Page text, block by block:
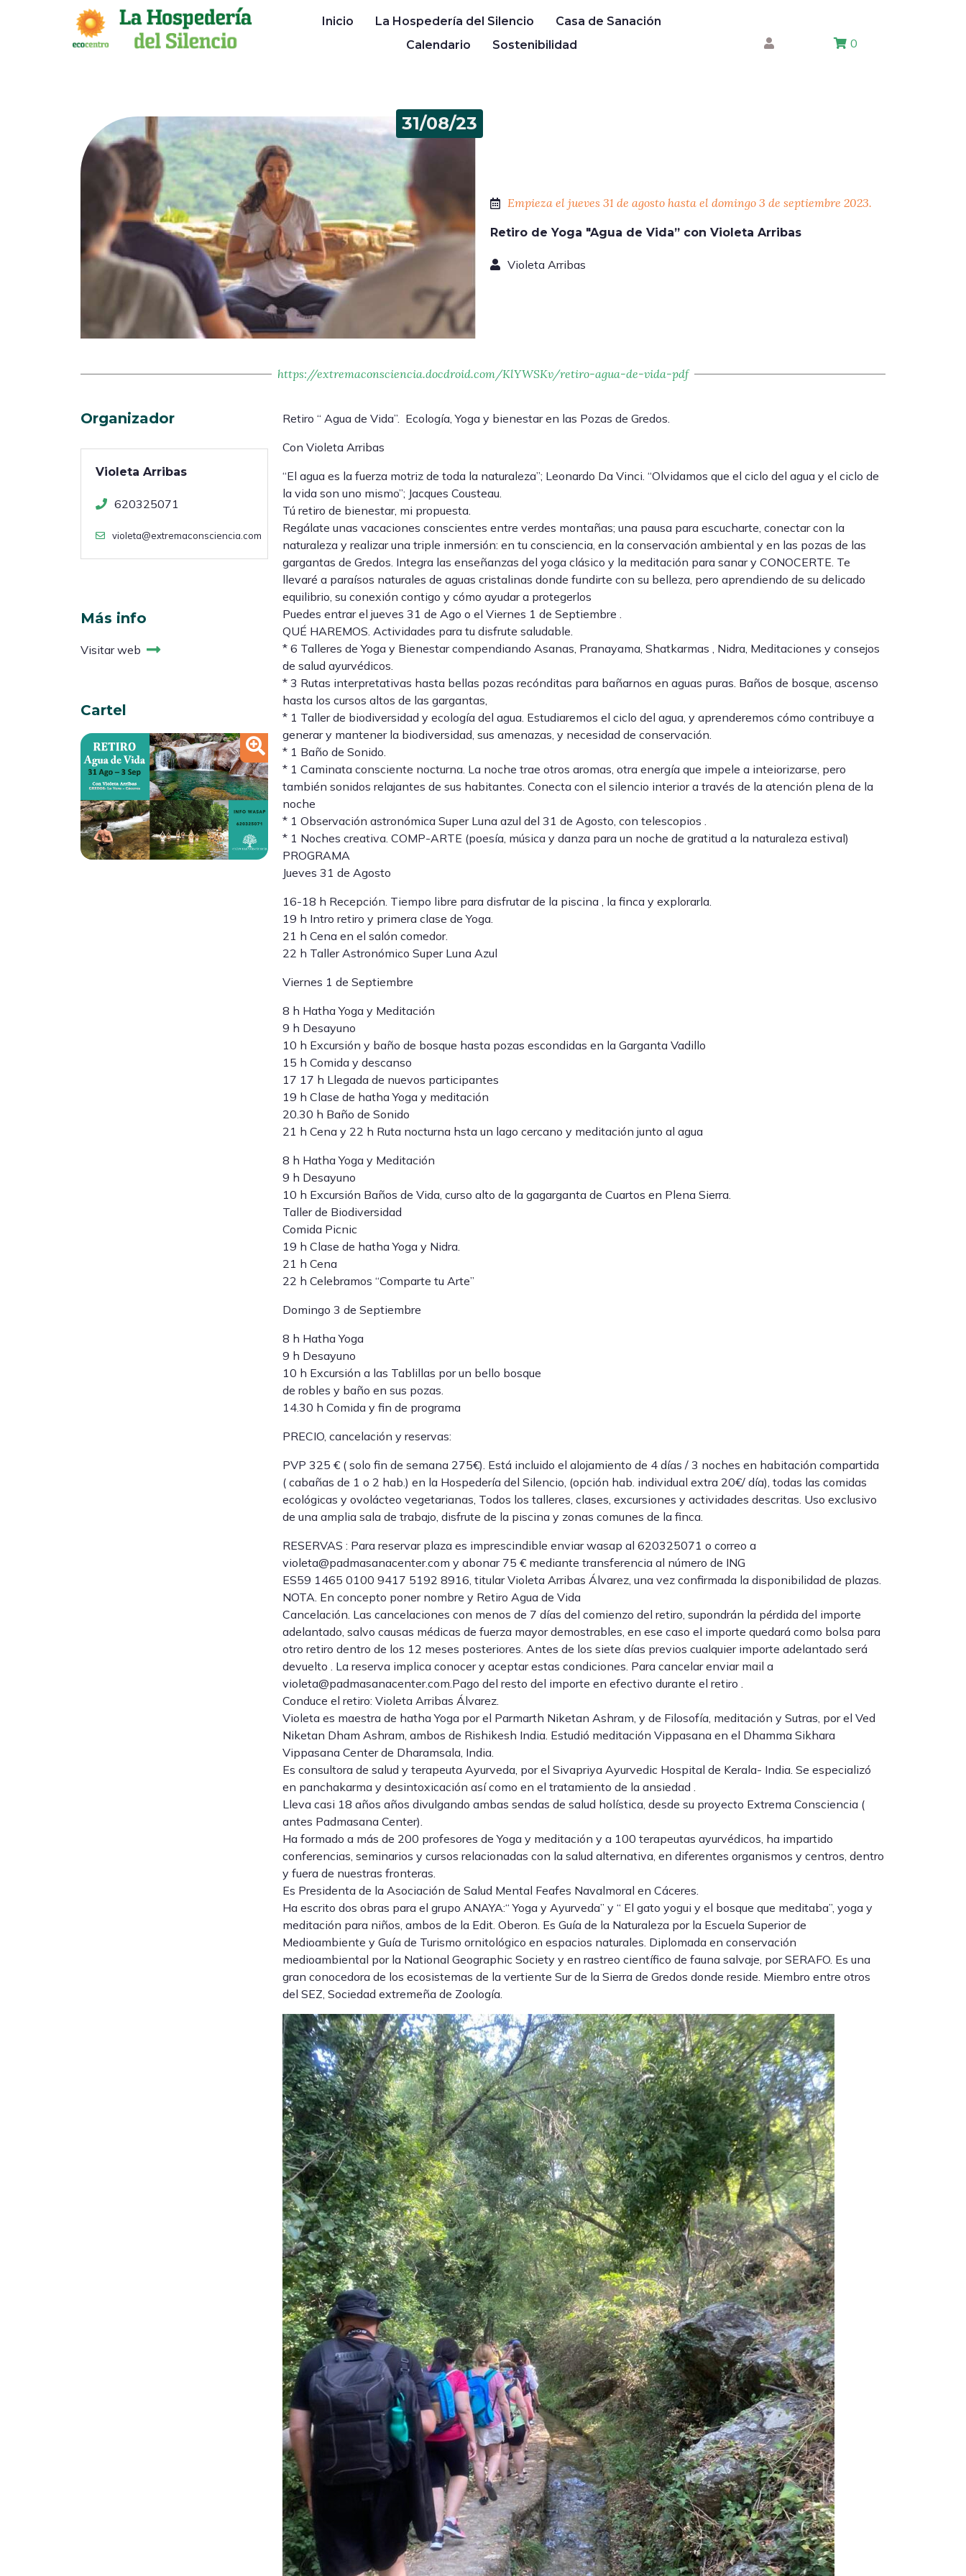
Inicio La Hospedería del Silencio
Casa de Sanación
Calendario
Sostenibilidad 0
31/08/23
Empieza el jueves 31 de agosto hasta el domingo 3 de septiembre 2023.
Retiro de Yoga "Agua de Vida” con Violeta Arribas
Violeta Arribas
https://extremaconsciencia.docdroid.com/KlYWSKv/retiro-agua-de-vida-pdf
Organizador
Violeta Arribas
620325071
violeta@extremaconsciencia.com
Más info
Visitar web
Cartel
Retiro “ Agua de Vida”. Ecología, Yoga y bienestar en las Pozas de Gredos.
Con Violeta Arribas
“El agua es la fuerza motriz de toda la naturaleza”; Leonardo Da Vinci. “Olvidamos que el ciclo del agua y el ciclo de
la vida son uno mismo”; Jacques Cousteau.
Tú retiro de bienestar, mi propuesta.
Regálate unas vacaciones conscientes entre verdes montañas; una pausa para escucharte, conectar con la
naturaleza y realizar una triple inmersión: en tu consciencia, en la conservación ambiental y en las pozas de las
gargantas de Gredos. Integra las enseñanzas del yoga clásico y la meditación para sanar y CONOCERTE. Te
llevaré a paraísos naturales de aguas cristalinas donde fundirte con su belleza, pero aprendiendo de su delicado
equilibrio, su conexión contigo y cómo ayudar a protegerlos
Puedes entrar el jueves 31 de Ago o el Viernes 1 de Septiembre .
QUÉ HAREMOS. Actividades para tu disfrute saludable.
* 6 Talleres de Yoga y Bienestar compendiando Asanas, Pranayama, Shatkarmas , Nidra, Meditaciones y consejos
de salud ayurvédicos.
* 3 Rutas interpretativas hasta bellas pozas recónditas para bañarnos en aguas puras. Baños de bosque, ascenso
hasta los cursos altos de las gargantas,
* 1 Taller de biodiversidad y ecología del agua. Estudiaremos el ciclo del agua, y aprenderemos cómo contribuye a
generar y mantener la biodiversidad, sus amenazas, y necesidad de conservación.
* 1 Baño de Sonido.
* 1 Caminata consciente nocturna. La noche trae otros aromas, otra energía que impele a inteiorizarse, pero
también sonidos relajantes de sus habitantes. Conecta con el silencio interior a través de la atención plena de la
noche
* 1 Observación astronómica Super Luna azul del 31 de Agosto, con telescopios .
* 1 Noches creativa. COMP-ARTE (poesía, música y danza para un noche de gratitud a la naturaleza estival)
PROGRAMA
Jueves 31 de Agosto
16-18 h Recepción. Tiempo libre para disfrutar de la piscina , la finca y explorarla.
19 h Intro retiro y primera clase de Yoga.
21 h Cena en el salón comedor.
22 h Taller Astronómico Super Luna Azul
Viernes 1 de Septiembre
8 h Hatha Yoga y Meditación
9 h Desayuno
10 h Excursión y baño de bosque hasta pozas escondidas en la Garganta Vadillo
15 h Comida y descanso
17 17 h Llegada de nuevos participantes
19 h Clase de hatha Yoga y meditación
20.30 h Baño de Sonido
21 h Cena y 22 h Ruta nocturna hsta un lago cercano y meditación junto al agua
8 h Hatha Yoga y Meditación
9 h Desayuno
10 h Excursión Baños de Vida, curso alto de la gagarganta de Cuartos en Plena Sierra.
Taller de Biodiversidad
Comida Picnic
19 h Clase de hatha Yoga y Nidra.
21 h Cena
22 h Celebramos “Comparte tu Arte”
Domingo 3 de Septiembre
8 h Hatha Yoga
9 h Desayuno
10 h Excursión a las Tablillas por un bello bosque
de robles y baño en sus pozas.
14.30 h Comida y fin de programa
PRECIO, cancelación y reservas:
PVP 325 € ( solo fin de semana 275€). Está incluido el alojamiento de 4 días / 3 noches en habitación compartida
( cabañas de 1 o 2 hab.) en la Hospedería del Silencio, (opción hab. individual extra 20€/ día), todas las comidas
ecológicas y ovolácteo vegetarianas, Todos los talleres, clases, excursiones y actividades descritas. Uso exclusivo
de una amplia sala de trabajo, disfrute de la piscina y zonas comunes de la finca.
RESERVAS : Para reservar plaza es imprescindible enviar wasap al 620325071 o correo a
violeta@padmasanacenter.com y abonar 75 € mediante transferencia al número de ING
ES59 1465 0100 9417 5192 8916, titular Violeta Arribas Álvarez, una vez confirmada la disponibilidad de plazas.
NOTA. En concepto poner nombre y Retiro Agua de Vida
Cancelación. Las cancelaciones con menos de 7 días del comienzo del retiro, supondrán la pérdida del importe
adelantado, salvo causas médicas de fuerza mayor demostrables, en ese caso el importe quedará como bolsa para
otro retiro dentro de los 12 meses posteriores. Antes de los siete días previos cualquier importe adelantado será
devuelto . La reserva implica conocer y aceptar estas condiciones. Para cancelar enviar mail a
violeta@padmasanacenter.com.Pago del resto del importe en efectivo durante el retiro .
Conduce el retiro: Violeta Arribas Álvarez.
Violeta es maestra de hatha Yoga por el Parmarth Niketan Ashram, y de Filosofía, meditación y Sutras, por el Ved
Niketan Dham Ashram, ambos de Rishikesh India. Estudió meditación Vippasana en el Dhamma Sikhara
Vippasana Center de Dharamsala, India.
Es consultora de salud y terapeuta Ayurveda, por el Sivapriya Ayurvedic Hospital de Kerala- India. Se especializó
en panchakarma y desintoxicación así como en el tratamiento de la ansiedad .
Lleva casi 18 años años divulgando ambas sendas de salud holística, desde su proyecto Extrema Consciencia (
antes Padmasana Center).
Ha formado a más de 200 profesores de Yoga y meditación y a 100 terapeutas ayurvédicos, ha impartido
conferencias, seminarios y cursos relacionadas con la salud alternativa, en diferentes organismos y centros, dentro
y fuera de nuestras fronteras.
Es Presidenta de la Asociación de Salud Mental Feafes Navalmoral en Cáceres.
Ha escrito dos obras para el grupo ANAYA:“ Yoga y Ayurveda” y “ El gato yogui y el bosque que meditaba”, yoga y
meditación para niños, ambos de la Edit. Oberon. Es Guía de la Naturaleza por la Escuela Superior de
Medioambiente y Guía de Turismo ornitológico en espacios naturales. Diplomada en conservación
medioambiental por la National Geographic Society y en rastreo científico de fauna salvaje, por SERAFO. Es una
gran conocedora de los ecosistemas de la vertiente Sur de la Sierra de Gredos donde reside. Miembro entre otros
del SEZ, Sociedad extremeña de Zoología.